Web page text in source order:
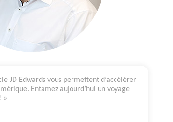
JD Edwards vous permettent d’accélérer
Entamez aujourd’hui un voyage
»